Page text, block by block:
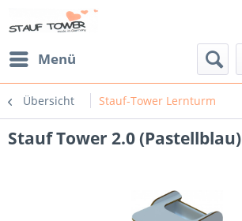
Menü
Übersicht Stauf-Tower Lernturm
Stauf Tower 2.0 (Pastellblau)